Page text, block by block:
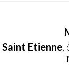
Saint Etienne,